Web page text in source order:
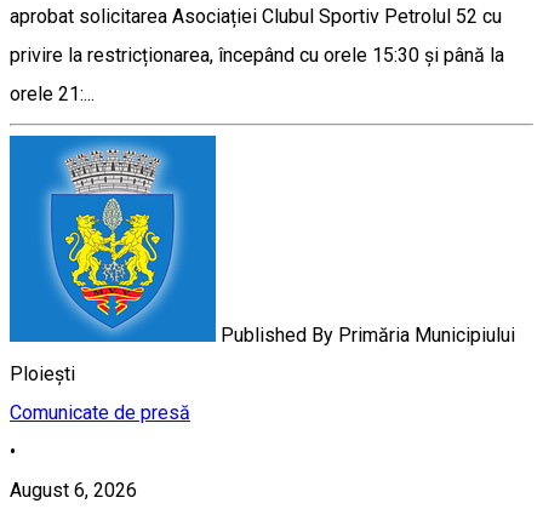
aprobat solicitarea Asociației Clubul Sportiv Petrolul 52 cu
privire la restricționarea, începând cu orele 15:30 și până la
orele 21:...
Published By Primăria Municipiului
Ploiești
Comunicate de presă
•
August 6, 2026